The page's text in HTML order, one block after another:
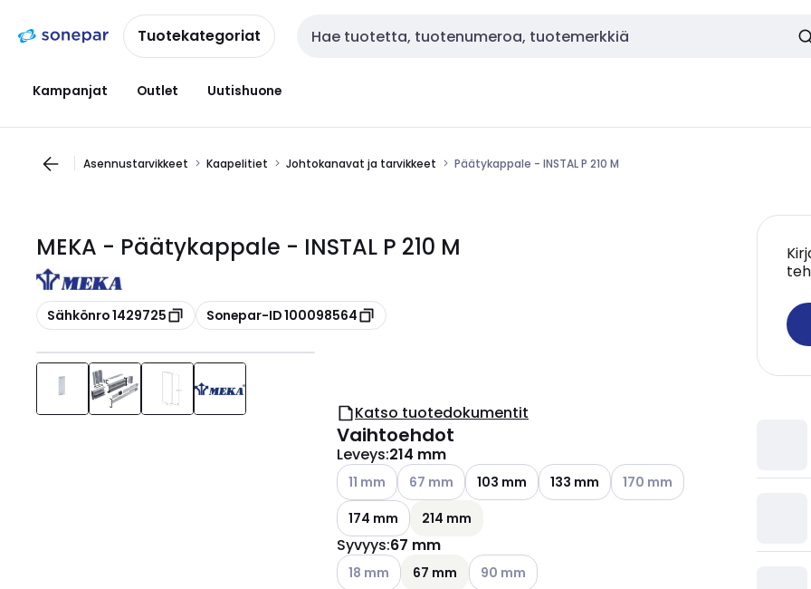
navigointiinsisältöönTuotekategoriat Haku
Kampanjat Outlet Uutishuone
Asennustarvikkeet Kaapelitiet Johtokanavat ja tarvikkeet Päätykappale - INSTAL P 210 M
MEKA - Päätykappale - INSTAL P 210 M
Kopioi
Sähkönro 1429725 Kopioi
Sonepar-ID 100098564
Katso tuotedokumentit
Vaihtoehdot
Leveys:214 mm
Katso käytettävissä olevat vaihtoehdot
11 mm Katso käytettävissä olevat vaihtoehdot
67 mm 103 mm 133 mm Katso käytettävissä olevat
170 mm
174 mm
214 mm
Syvyys:67 mm
Katso käytettävissä olevat vaihtoehdot
18 mm 67 mm Katso käytettävissä olevat vaihtoehdot
90 mm